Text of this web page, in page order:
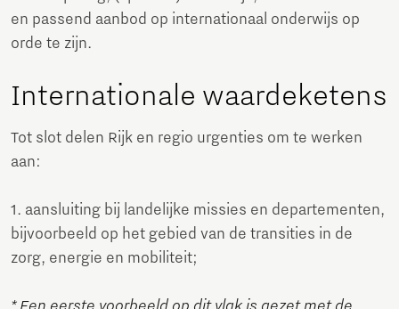
en passend aanbod op internationaal onderwijs op
orde te zijn.
Internationale waardeketens
Tot slot delen Rijk en regio urgenties om te werken
aan:
1. aansluiting bij landelijke missies en departementen,
bijvoorbeeld op het gebied van de transities in de
zorg, energie en mobiliteit;